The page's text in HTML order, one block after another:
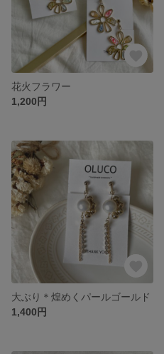
花火フラワー
1,200円
大ぶり＊煌めくパールゴールド
1,400円